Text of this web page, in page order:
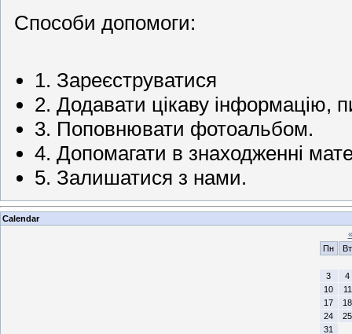
Cпособи допомоги:
1. Зареєструватися
2. Додавати цікаву інформацію,
3. Поповнювати фотоальбом.
4. Допомагати в знаходженні
5. Залишатися з нами.
Calendar
«
Пн
Вт
3
4
10
11
17
18
24
25
31